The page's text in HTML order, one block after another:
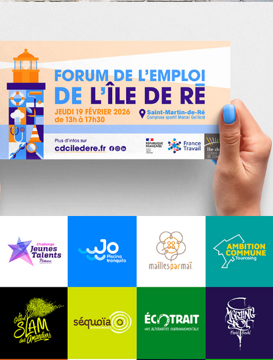
ÎLE DE RÉ
LOGOS DIVERS